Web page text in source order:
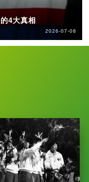
4大真相
2026-07-08